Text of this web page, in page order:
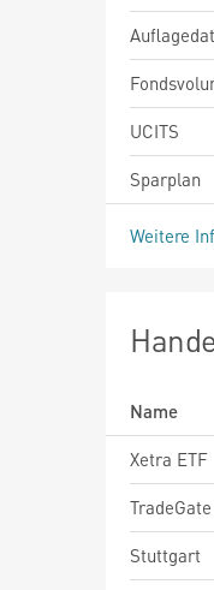
UCITS
Sparplan
Weitere
Name
Xetra ETF
Stuttgart